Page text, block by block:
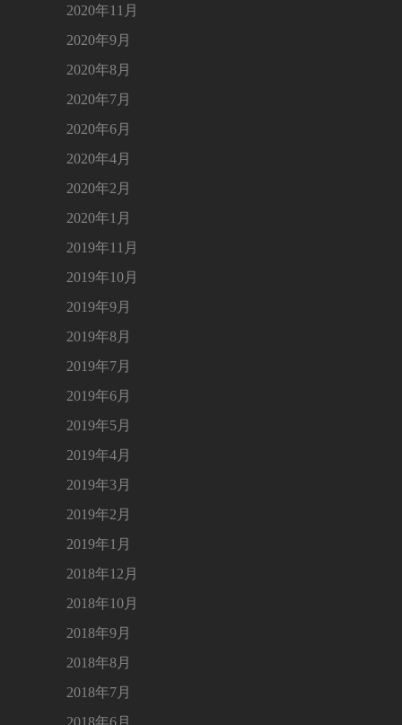
2020年11月
2020年9月
2020年8月
2020年7月
2020年6月
2020年4月
2020年2月
2020年1月
2019年11月
2019年10月
2019年9月
2019年8月
2019年7月
2019年6月
2019年5月
2019年4月
2019年3月
2019年2月
2019年1月
2018年12月
2018年10月
2018年9月
2018年8月
2018年7月
2018年6月